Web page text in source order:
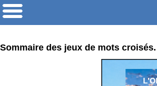
Sommaire des jeux de mots croisés.